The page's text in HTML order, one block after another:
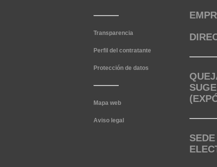
Transparencia
Perfil del contratante
Protección de datos
Mapa web
Aviso legal
SEDE